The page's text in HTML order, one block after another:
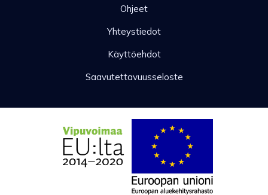
Ohjeet
Yhteystiedot
Käyttöehdot
Saavutettavuusseloste